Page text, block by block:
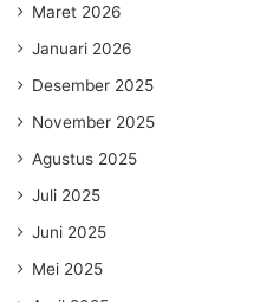
Maret 2026
Januari 2026
Desember 2025
November 2025
Agustus 2025
Juli 2025
Juni 2025
Mei 2025